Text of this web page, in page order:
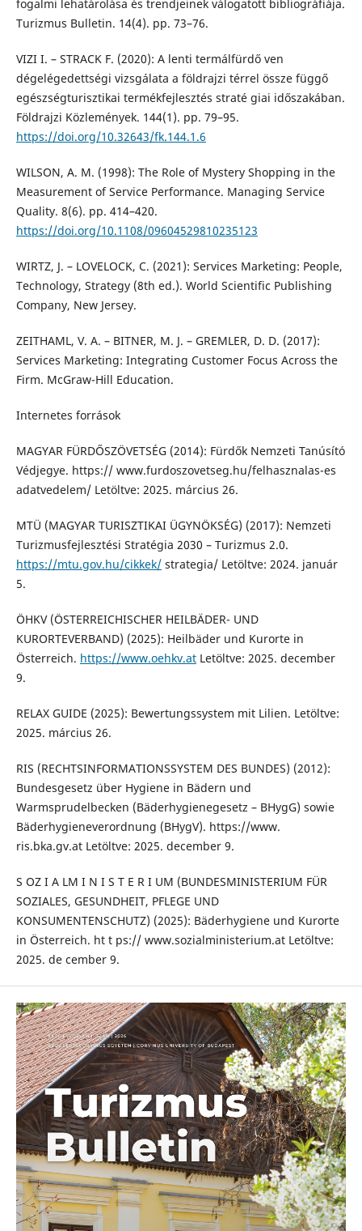
fogalmi lehatárolása és trendjeinek válogatott bibliográfiája.
Turizmus Bulletin. 14(4). pp. 73–76.
VIZI I. – STRACK F. (2020): A lenti termálfürdő ven
dégelégedettségi vizsgálata a földrajzi térrel össze függő
egészségturisztikai termékfejlesztés straté giai időszakában.
Földrajzi Közlemények. 144(1). pp. 79–95.
https://doi.org/10.32643/fk.144.1.6
WILSON, A. M. (1998): The Role of Mystery Shopping in the
Measurement of Service Performance. Managing Service
Quality. 8(6). pp. 414–420.
https://doi.org/10.1108/09604529810235123
WIRTZ, J. – LOVELOCK, C. (2021): Services Marketing: People,
Technology, Strategy (8th ed.). World Scientific Publishing
Company, New Jersey.
ZEITHAML, V. A. – BITNER, M. J. – GREMLER, D. D. (2017):
Services Marketing: Integrating Customer Focus Across the
Firm. McGraw-Hill Education.
Internetes források
MAGYAR FÜRDŐSZÖVETSÉG (2014): Fürdők Nemzeti Tanúsító
Védjegye. https:// www.furdoszovetseg.hu/felhasznalas-es
adatvedelem/ Letöltve: 2025. március 26.
MTÜ (MAGYAR TURISZTIKAI ÜGYNÖKSÉG) (2017): Nemzeti
Turizmusfejlesztési Stratégia 2030 – Turizmus 2.0.
https://mtu.gov.hu/cikkek/strategia/ Letöltve: 2024. január
5.
ÖHKV (ÖSTERREICHISCHER HEILBÄDER- UND
KURORTEVERBAND) (2025): Heilbäder und Kurorte in
Österreich. https://www.oehkv.atLetöltve: 2025. december
9.
RELAX GUIDE (2025): Bewertungssystem mit Lilien. Letöltve:
2025. március 26.
RIS (RECHTSINFORMATIONSSYSTEM DES BUNDES) (2012):
Bundesgesetz über Hygiene in Bädern und
Warmsprudelbecken (Bäderhygienegesetz – BHygG) sowie
Bäderhygieneverordnung (BHygV). https://www.
ris.bka.gv.at Letöltve: 2025. december 9.
S OZ I A LM I N I S T E R I UM (BUNDESMINISTERIUM FÜR
SOZIALES, GESUNDHEIT, PFLEGE UND
KONSUMENTENSCHUTZ) (2025): Bäderhygiene und Kurorte
in Österreich. ht t ps:// www.sozialministerium.at Letöltve:
2025. de cember 9.